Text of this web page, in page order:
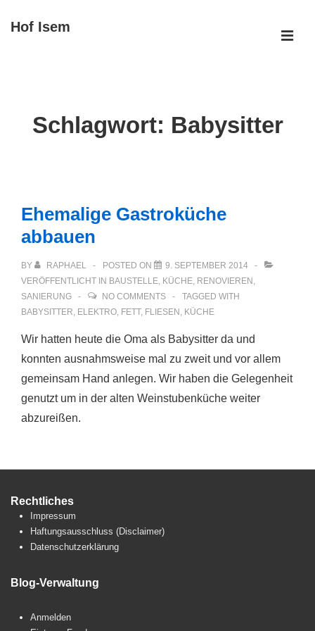
ZumHof Isem
Schlagwort: Babysitter
Ehemalige Gastroküche
abbauen
BY RAPHAEL POSTED ON
9. SEPTEMBER 2014
VERÖFFENTLICHT IN BAUSTELLE, KÜCHE, RENOVIEREN ,
SANIERUNG
NO COMMENTS
TAGGED WITH
BABYSITTER, ELEKTRO, FETT, FLIESEN , KÜCHE
Wir hatten heute die Oma als Babysitter da und
konnten ausnahmsweise mal zu zweit und vor allem
gemeinsam Hand anlegen. Wir haben die Gelegenheit
genutzt um in der alten Weinstubenküche weiter
abzureißen.
Rechtliches
Impressum
Haftungsausschluss (Disclaimer)
Datenschutzerklärung
Blog-Verwaltung
Anmelden